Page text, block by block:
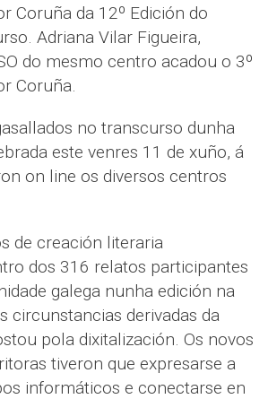
Coruña da 12º Edición do
Adriana Vilar Figueira,
do mesmo centro acadou o 3º
Coruña.
no transcurso dunha
este venres 11 de xuño, á
on line os diversos centros
de creación literaria
dos 316 relatos participantes
galega nunha edición na
circunstancias derivadas da
pola dixitalización. Os novos
tiveron que expresarse a
informáticos e conectarse en